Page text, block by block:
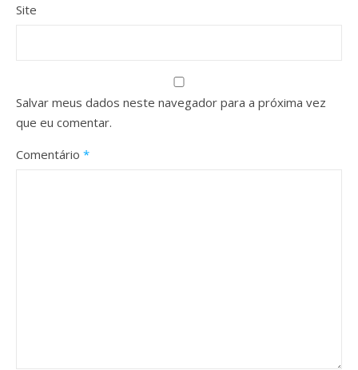
Site
Salvar meus dados neste navegador para a próxima vez
que eu comentar.
Comentário *